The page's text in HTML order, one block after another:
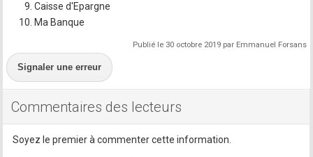
Caisse d'Epargne
Ma Banque
Publié le 30 octobre 2019 par Emmanuel Forsans
Signaler une erreur
Commentaires des lecteurs
Soyez le premier à commenter cette information.